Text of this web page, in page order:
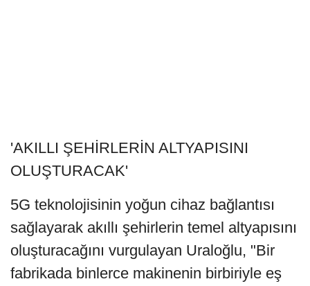
'AKILLI ŞEHİRLERİN ALTYAPISINI
OLUŞTURACAK'
5G teknolojisinin yoğun cihaz bağlantısı
sağlayarak akıllı şehirlerin temel altyapısını
oluşturacağını vurgulayan Uraloğlu, "Bir
fabrikada binlerce makinenin birbiriyle eş